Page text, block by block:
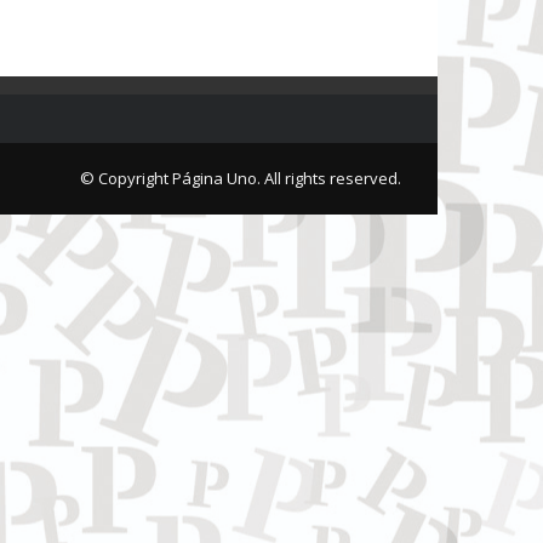
© Copyright Página Uno. All rights reserved.